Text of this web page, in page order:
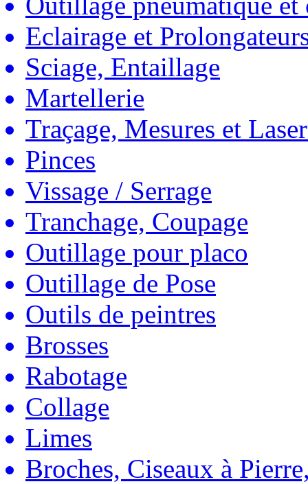
Eclairage et
Sciage, Entaillage
Martellerie
Traçage, Mesures et
Pinces
Vissage / Serrage
Tranchage, Coupage
Outillage pour placo
Outillage de Pose
Outils de peintres
Brosses
Rabotage
Collage
Limes
Broches, Ciseaux à